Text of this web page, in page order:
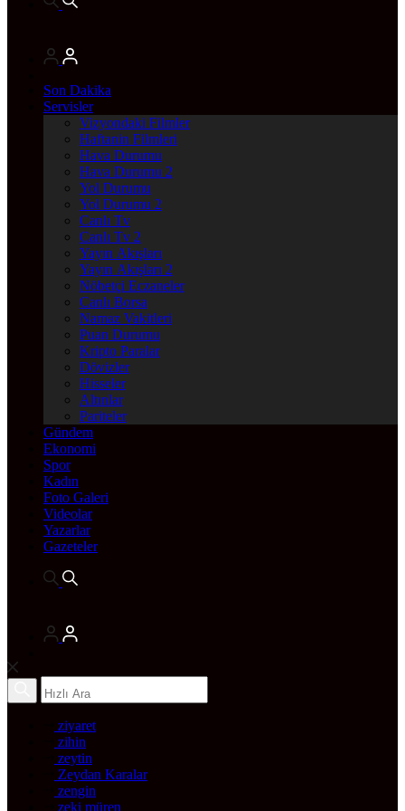
Son Dakika
Servisler
Vizyondaki Filmler
Haftanin Filmleri
Hava Durumu
Hava Durumu 2
Yol Durumu
Yol Durumu 2
Canlı Tv
Canlı Tv 2
Yayın Akışları
Yayın Akışları 2
Nöbetçi Eczaneler
Canlı Borsa
Namaz Vakitleri
Puan Durumu
Kripto Paralar
Dövizler
Hisseler
Altınlar
Pariteler
Gündem
Ekonomi
Spor
Kadın
Foto Galeri
Videolar
Yazarlar
Gazeteler
ziyaret
zihin
zeytin
Zeydan Karalar
zengin
zeki müren